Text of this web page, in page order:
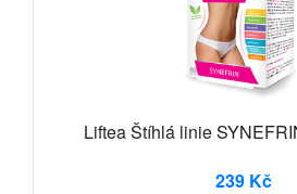
Liftea Štíhlá linie
239 Kč